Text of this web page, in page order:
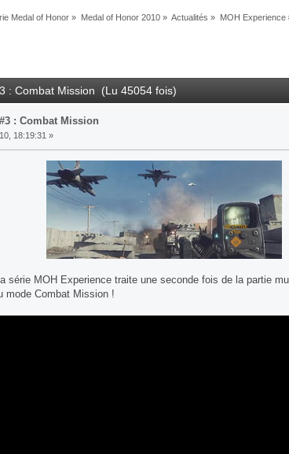
Medal of Honor » Medal of Honor 2010» Actualités » MOH Experience
: Combat Mission (Lu 45054 fois)
: Combat Mission
18:19:31 »
série MOH Experience traite une seconde fois de la partie
mode Combat Mission !